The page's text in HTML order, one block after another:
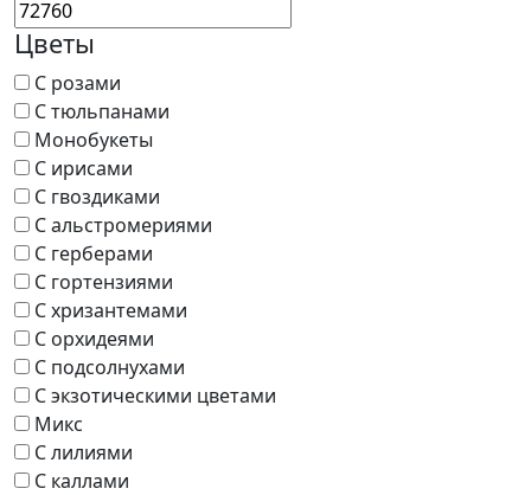
Цветы
С розами
С тюльпанами
Монобукеты
С ирисами
С гвоздиками
С альстромериями
С герберами
С гортензиями
С хризантемами
С орхидеями
С подсолнухами
С экзотическими цветами
Микс
С лилиями
С каллами